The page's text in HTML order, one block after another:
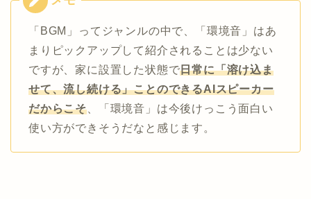
「BGM」ってジャンルの中で、「環境音」はあ
まりピックアップして紹介されることは少ない
ですが、家に設置した状態で日常に「溶け込ま
せて、流し続ける」ことのできるAIスピーカー
だからこそ 、「環境音」は今後けっこう面白い
使い方ができそうだなと感じます。